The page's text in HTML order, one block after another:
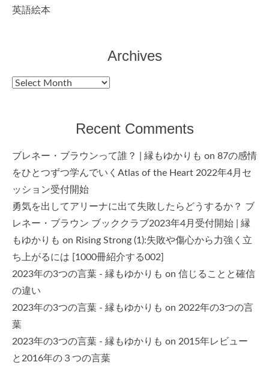
英語絵本
Archives
Archives
Recent Comments
ブレネー・ブラウンって誰？ | 縁もゆかりも on 87の感情
をひとつずつ学んでいくAtlas of the Heart 2022年4月セ
ッション受付開始
勇気を出してアリーナに出て失敗したらどうするか？ ブ
レネー・ブラウン ブッククラブ2023年4月受付開始 | 縁
もゆかりも on Rising Strong (1):失敗や傷心から力強く立
ち上がるには [1000冊紹介する002]
2023年の3つの言葉 - 縁もゆかりも on 信じることと確信
の違い
2023年の3つの言葉 - 縁もゆかりも on 2022年の3つの言
葉
2023年の3つの言葉 - 縁もゆかりも on 2015年レビュー
と2016年の３つの言葉